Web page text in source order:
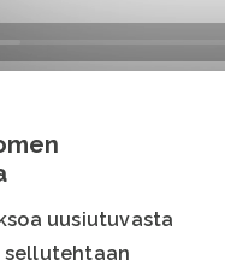
uusiutuvasta
sellutehtaan